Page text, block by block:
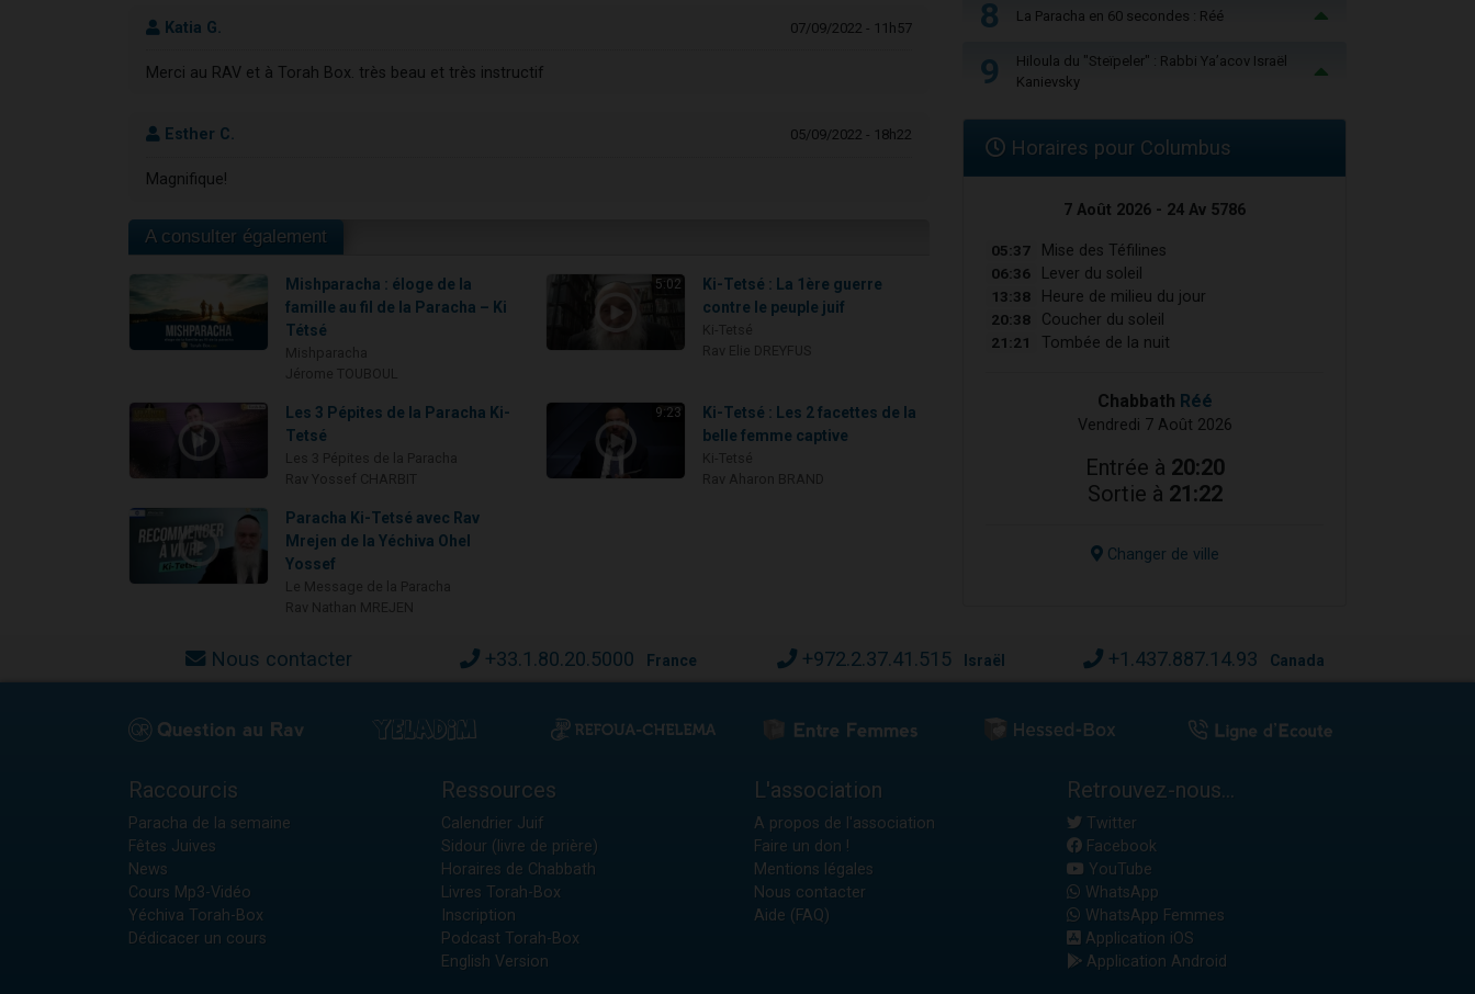
Katia G. 07/09/2022 - 11h57
Merci au RAV et à Torah Box. très beau et très instructif
Esther C. 05/09/2022 - 18h22
Magnifique!
A consulter également
Mishparacha : éloge de la
famille au fil de la Paracha – Ki
Tétsé
5:02
Ki-Tetsé : La 1ère guerre
contre le peuple juif
Les 3 Pépites de la Paracha Ki-
Tetsé
9:23
Ki-Tetsé : Les 2 facettes de la
belle femme captive
Paracha Ki-Tetsé avec Rav
Mrejen de la Yéchiva Ohel
Yossef
8 La Paracha en 60 secondes : Réé
9
Hiloula du "Steïpeler" : Rabbi Ya’acov Israël
Kanievsky
Horaires pour Columbus
7 Août 2026 - 24 Av 5786
05:37 Mise des Téfilines
06:36 Lever du soleil
13:38 Heure de milieu du jour
20:38 Coucher du soleil
21:21 Tombée de la nuit
Chabbath Réé
Vendredi 7 Août 2026
Entrée à 20:20
Sortie à 21:22
Changer de ville
Nous contacter +33.1.80.20.5000 France +972.2.37.41.515 Israël +1.437.887.14.93 Canada
Raccourcis
Paracha de la semaine
Fêtes Juives
News
Cours Mp3-Vidéo
Yéchiva Torah-Box
Dédicacer un cours
Ressources
Calendrier Juif
Sidour (livre de prière)
Horaires de Chabbath
Livres Torah-Box
Inscription
Podcast Torah-Box
English Version
L'association
A propos de l'association
Faire un don !
Mentions légales
Nous contacter
Aide (FAQ)
Retrouvez-nous...
Twitter
Facebook
YouTube
WhatsApp
WhatsApp Femmes
Application iOS
Application Android